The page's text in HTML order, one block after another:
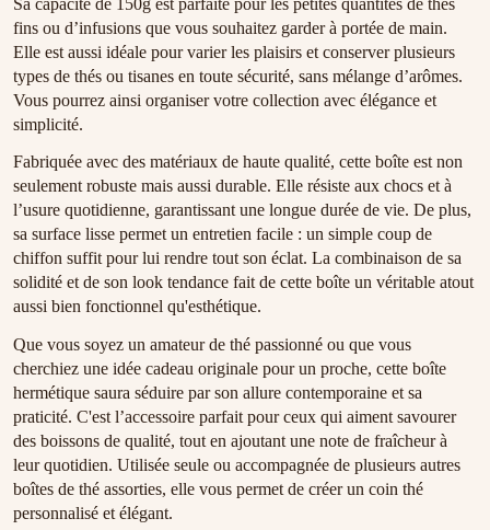
fins ou d’infusions que vous souhaitez garder à portée de main.
Elle est aussi idéale pour varier les plaisirs et conserver plusieurs
types de thés ou tisanes en toute sécurité, sans mélange d’arômes.
Vous pourrez ainsi organiser votre collection avec élégance et
simplicité.
Fabriquée avec des matériaux de haute qualité, cette boîte est non
seulement robuste mais aussi durable. Elle résiste aux chocs et à
l’usure quotidienne, garantissant une longue durée de vie. De plus,
sa surface lisse permet un entretien facile : un simple coup de
chiffon suffit pour lui rendre tout son éclat. La combinaison de sa
solidité et de son look tendance fait de cette boîte un véritable atout
aussi bien fonctionnel qu'esthétique.
Que vous soyez un amateur de thé passionné ou que vous
cherchiez une idée cadeau originale pour un proche, cette boîte
hermétique saura séduire par son allure contemporaine et sa
praticité. C'est l’accessoire parfait pour ceux qui aiment savourer
des boissons de qualité, tout en ajoutant une note de fraîcheur à
leur quotidien. Utilisée seule ou accompagnée de plusieurs autres
boîtes de thé assorties, elle vous permet de créer un coin thé
personnalisé et élégant.